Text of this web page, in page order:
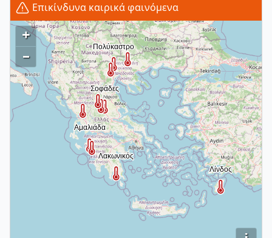
Επικίνδυνα καιρικά φαινόμενα
+
–